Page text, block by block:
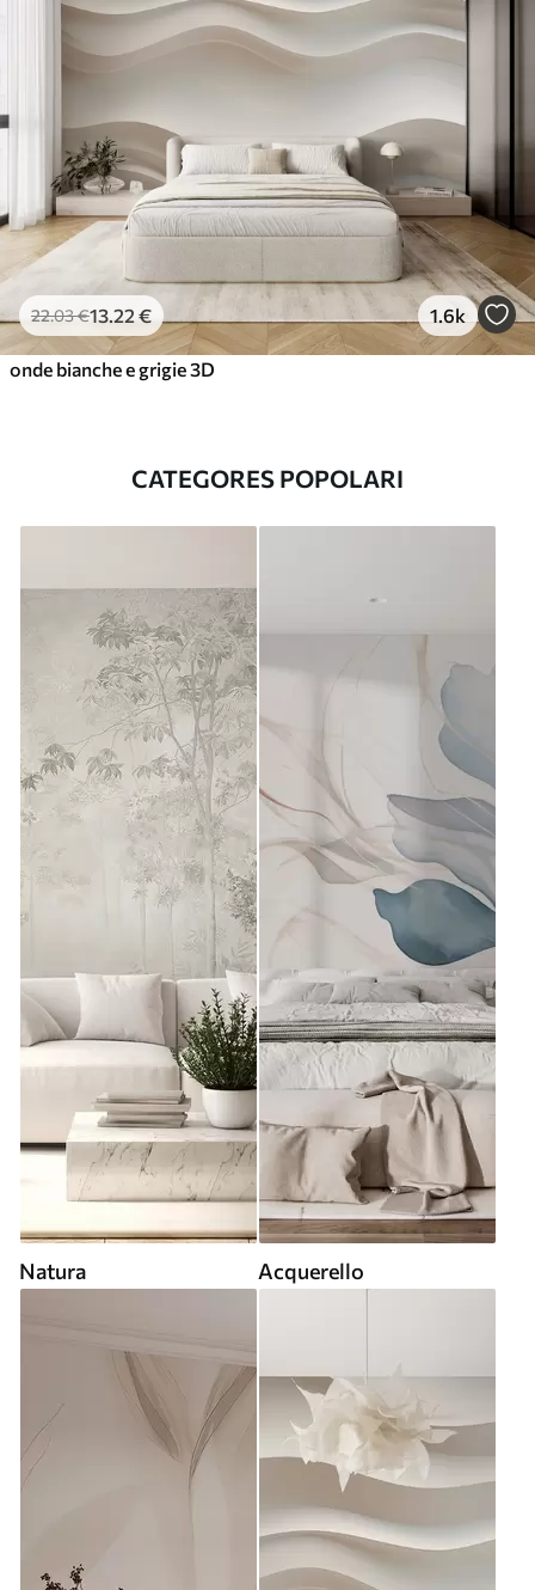
22.03€13 .22 € 1.6k
onde bianche e grigie 3D
CATEGORES POPOLARI
Natura Acquerello